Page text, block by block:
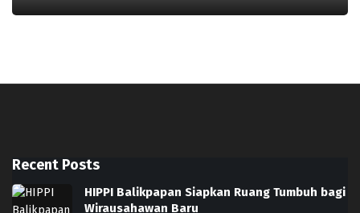
Recent Posts
HIPPI Balikpapan Siapkan Ruang Tumbuh bagi
Wirausahawan Baru